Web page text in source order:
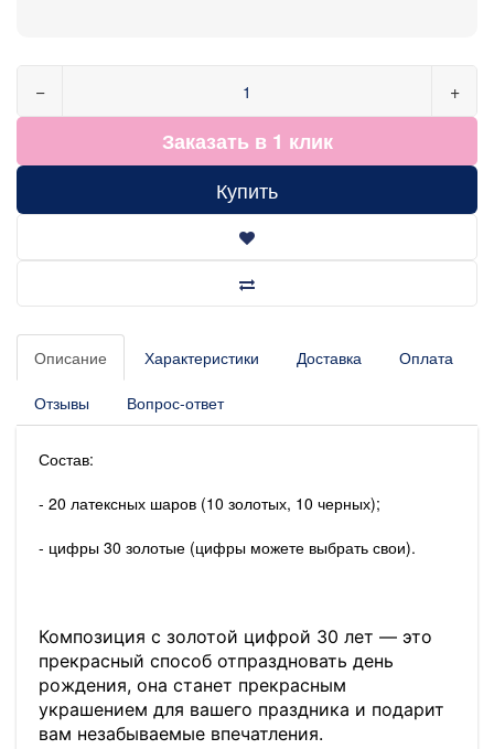
− +
Заказать в 1 клик
Купить
Описание Характеристики Доставка Оплата
Отзывы Вопрос-ответ
Состав:
- 20 латексных шаров (10 золотых, 10 черных);
- цифры 30 золотые (цифры можете выбрать свои).
Композиция с золотой цифрой 30 лет — это
прекрасный способ отпраздновать день
рождения, она станет прекрасным
украшением для вашего праздника и подарит
вам незабываемые впечатления.